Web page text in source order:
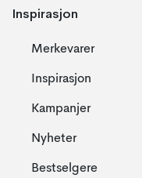
Inspirasjon
Merkevarer
Inspirasjon
Kampanjer
Nyheter
Bestselgere